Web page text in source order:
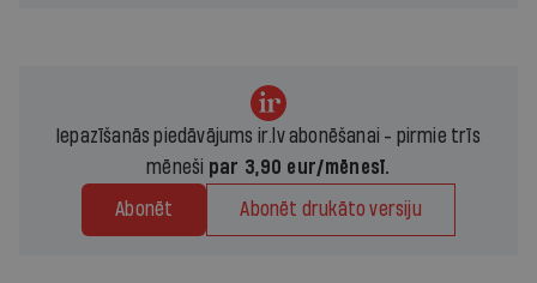
Iepazīšanās piedāvājums ir.lv abonēšanai - pirmie trīs
mēneši par 3,90 eur/mēnesī.
Abonēt Abonēt drukāto versiju